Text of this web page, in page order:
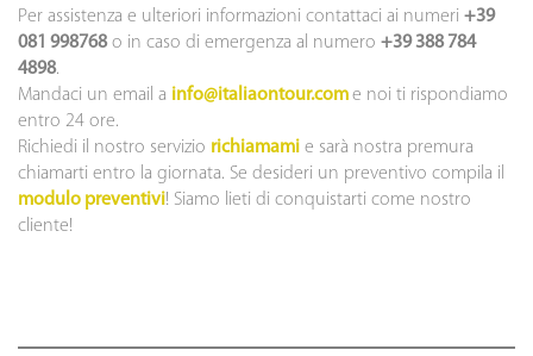
Per assistenza e ulteriori informazioni contattaci ai numeri +39
081 998768o in caso di emergenza al numero +39 388 784
4898.
Mandaci un email a info@italiaontour.come noi ti rispondiamo
entro 24 ore.
Richiedi il nostro servizio richiamami e sarà nostra premura
chiamarti entro la giornata. Se desideri un preventivo compila il
modulo preventivi! Siamo lieti di conquistarti come nostro
cliente!